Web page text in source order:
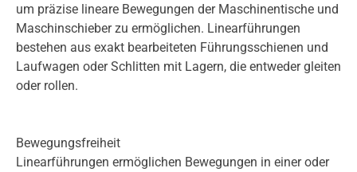
um präzise lineare Bewegungen der Maschinentische und
Maschinschieber zu ermöglichen. Linearführungen
bestehen aus exakt bearbeiteten Führungsschienen und
Laufwagen oder Schlitten mit Lagern, die entweder gleiten
oder rollen.
Bewegungsfreiheit
Linearführungen ermöglichen Bewegungen in einer oder